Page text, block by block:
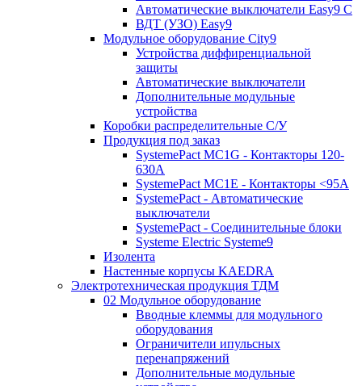
Автоматические выключатели Easy9 С
ВДТ (УЗО) Easy9
Модульное оборудование City9
Устройства диффиренциальной
защиты
Автоматические выключатели
Дополнительные модульные
устройства
Коробки распределительные C/У
Продукция под заказ
SystemePact MC1G - Контакторы 120-
630A
SystemePact MC1E - Контакторы <95A
SystemePact - Автоматические
выключатели
SystemePact - Соединительные блоки
Systeme Electric Systeme9
Изолента
Настенные корпусы KAEDRA
Электротехническая продукция ТДМ
02 Модульное оборудование
Вводные клеммы для модульного
оборудования
Ограничители ипульсных
перенапряжений
Дополнительные модульные